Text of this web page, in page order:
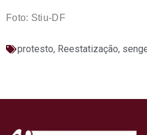
Foto: Stiu-DF
protesto, Reestatização,